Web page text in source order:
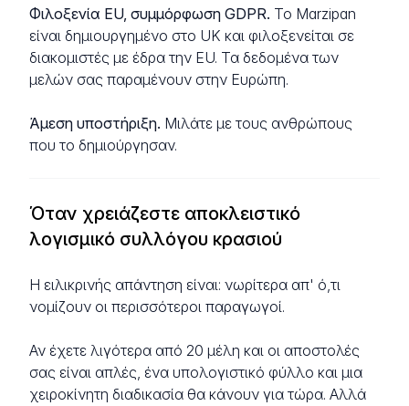
Φιλοξενία EU, συμμόρφωση GDPR. Το Marzipan
είναι δημιουργημένο στο UK και φιλοξενείται σε
διακομιστές με έδρα την EU. Τα δεδομένα των
μελών σας παραμένουν στην Ευρώπη.
Άμεση υποστήριξη. Μιλάτε με τους ανθρώπους
που το δημιούργησαν.
Όταν χρειάζεστε αποκλειστικό
λογισμικό συλλόγου κρασιού
Η ειλικρινής απάντηση είναι: νωρίτερα απ' ό,τι
νομίζουν οι περισσότεροι παραγωγοί.
Αν έχετε λιγότερα από 20 μέλη και οι αποστολές
σας είναι απλές, ένα υπολογιστικό φύλλο και μια
χειροκίνητη διαδικασία θα κάνουν για τώρα. Αλλά